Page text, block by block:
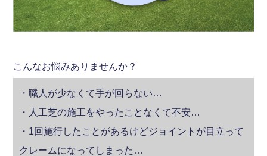
こんなお悩みありませんか？
・職人が少なくて手が回らない…
・人工芝の施工をやったことなくて不安…
・1回施行したことがあるけどジョイントが目立って
クレームになってしまった…